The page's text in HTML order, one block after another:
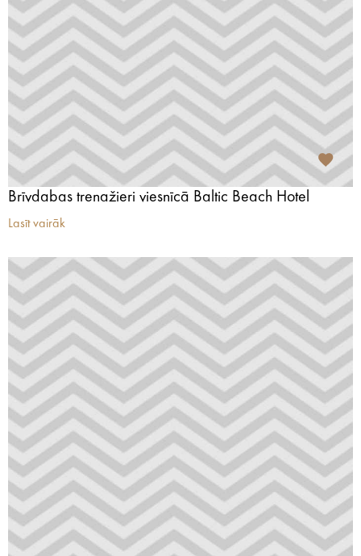
Brīvdabas trenažieri viesnīcā Baltic Beach Hotel
Lasīt vairāk